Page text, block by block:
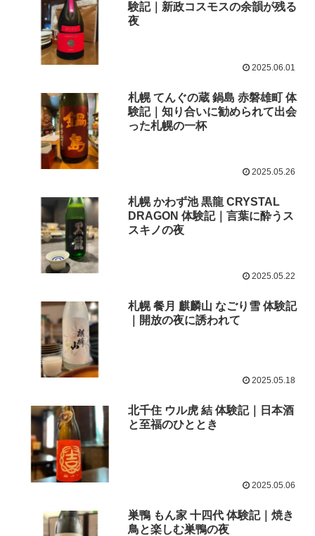
験記｜新政コスモスの余韻が残る
夜
2025.06.01
札幌 てんぐの蔵 鍋島 赤磐雄町 体
験記｜知り合いに勧められて出会
った札幌の一杯
2025.05.26
札幌 かわず池 黒龍 CRYSTAL
DRAGON 体験記｜言葉に酔うス
スキノの夜
2025.05.22
札幌 餐月 麒麟山 なごり雪 体験記
｜開放の夜に誘われて
2025.05.18
北千住 ウル虎 結 体験記｜日本酒
と至福のひととき
2025.05.06
巣鴨 もん家 十四代 体験記｜焼き
鳥と楽しむ巣鴨の夜